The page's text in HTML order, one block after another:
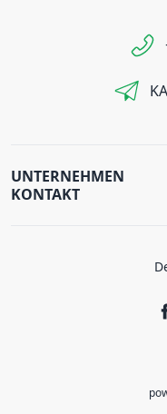
UNTERNEHMEN
KONTAKT